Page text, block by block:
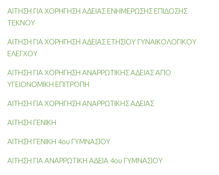
ΑΙΤΗΣΗ ΓΙΑ ΧΟΡΗΓΗΣΗ ΑΔΕΙΑΣ ΕΝΗΜΕΡΩΣΗΣ ΕΠΙΔΟΣΗΣ
ΤΕΚΝΟΥ
ΑΙΤΗΣΗ ΓΙΑ ΧΟΡΗΓΗΣΗ ΑΔΕΙΑΣ ΕΤΗΣΙΟΥ ΓΥΝΑΙΚΟΛΟΓΙΚΟΥ
ΕΛΕΓΧΟΥ
ΑΙΤΗΣΗ ΓΙΑ ΧΟΡΗΓΗΣΗ ΑΝΑΡΡΩΤΙΚΗΣ ΑΔΕΙΑΣ ΑΠΟ
ΥΓΕΙΟΝΟΜΙΚΗ ΕΠΙΤΡΟΠΗ
ΑΙΤΗΣΗ ΓΙΑ ΧΟΡΗΓΗΣΗ ΑΝΑΡΡΩΤΙΚΗΣ ΑΔΕΙΑΣ
ΑΙΤΗΣΗ ΓΕΝΙΚΗ
ΑΙΤΗΣΗ ΓΕΝΙΚΗ 4ου ΓΥΜΝΑΣΙΟΥ
ΑΙΤΗΣΗ ΓΙΑ ΑΝΑΡΡΩΤΙΚΗ ΑΔΕΙΑ 4ου ΓΥΜΝΑΣΙΟΥ